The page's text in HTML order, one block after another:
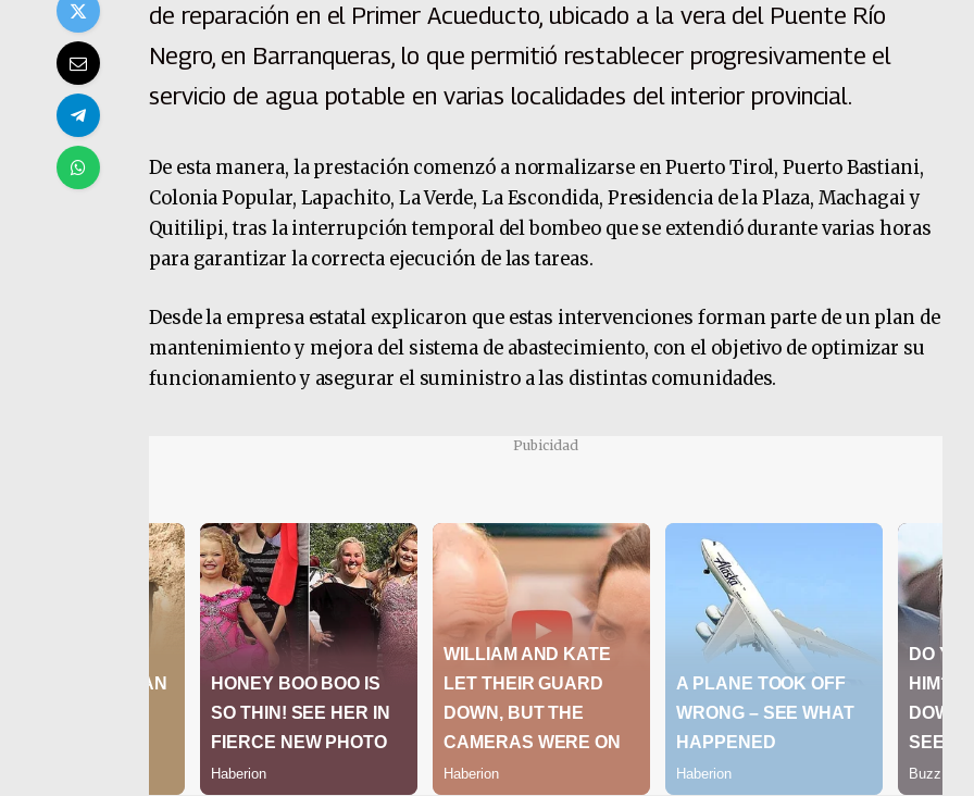
de reparación en el Primer Acueducto, ubicado a la vera del Puente Río
Negro, en Barranqueras, lo que permitió restablecer progresivamente el
servicio de agua potable en varias localidades del interior provincial.
De esta manera, la prestación comenzó a normalizarse en Puerto Tirol, Puerto Bastiani,
Colonia Popular, Lapachito, La Verde, La Escondida, Presidencia de la Plaza, Machagai y
Quitilipi, tras la interrupción temporal del bombeo que se extendió durante varias horas
para garantizar la correcta ejecución de las tareas.
Desde la empresa estatal explicaron que estas intervenciones forman parte de un plan de
mantenimiento y mejora del sistema de abastecimiento, con el objetivo de optimizar su
funcionamiento y asegurar el suministro a las distintas comunidades.
Pubicidad